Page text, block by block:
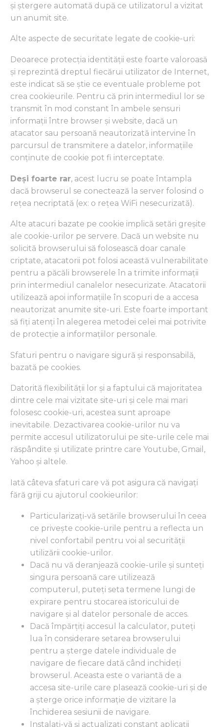
și ștergere automată după ce utilizatorul a vizitat
un anumit site.
Alte aspecte de securitate legate de cookie-uri:
Deoarece protecția identității este foarte valoroasă
și reprezintă dreptul fiecărui utilizator de Internet,
este indicat să se știe ce eventuale probleme pot
crea cookieurile. Pentru că prin intermediul lor se
transmit în mod constant în ambele sensuri
informații între browser și website, dacă un
atacator sau persoană neautorizată intervine în
parcursul de transmitere a datelor, informațiile
conținute de cookie pot fi interceptate.
Deși foarte rar, acest lucru se poate întampla
dacă browserul se conectează la server folosind o
rețea necriptată (ex: o rețea WiFi nesecurizată).
Alte atacuri bazate pe cookie implică setări greșite
ale cookie-urilor pe servere. Dacă un website nu
solicită browserului să folosească doar canale
criptate, atacatorii pot folosi această vulnerabilitate
pentru a păcăli browserele în a trimite informații
prin intermediul canalelor nesecurizate. Atacatorii
utilizează apoi informațiile în scopuri de a accesa
neautorizat anumite site-uri. Este foarte important
să fiți atenți în alegerea metodei celei mai potrivite
de protecție a informațiilor personale.
Sfaturi pentru o navigare sigură și responsabilă,
bazată pe cookies.
Datorită flexibilității lor și a faptului că majoritatea
dintre cele mai vizitate site-uri și cele mai mari
folosesc cookie-uri, acestea sunt aproape
inevitabile. Dezactivarea cookie-urilor nu va
permite accesul utilizatorului pe site-urile cele mai
răspândite și utilizate printre care Youtube, Gmail,
Yahoo și altele.
Iată câteva sfaturi care vă pot asigura că navigați
fără griji cu ajutorul cookieurilor:
Particularizați-vă setările browserului în ceea
ce privește cookie-urile pentru a reflecta un
nivel confortabil pentru voi al securității
utilizării cookie-urilor.
Dacă nu vă deranjează cookie-urile și sunteți
singura persoană care utilizează
computerul, puteți seta termene lungi de
expirare pentru stocarea istoricului de
navigare și al datelor personale de acces.
Dacă împărțiți accesul la calculator, puteți
lua în considerare setarea browserului
pentru a șterge datele individuale de
navigare de fiecare dată când inchideți
browserul. Aceasta este o variantă de a
accesa site-urile care plasează cookie-uri și de
a șterge orice informație de vizitare la
închiderea sesiunii de navigare.
Instalați-vă și actualizați constant aplicații